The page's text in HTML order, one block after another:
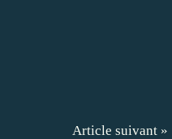
Article suivant »